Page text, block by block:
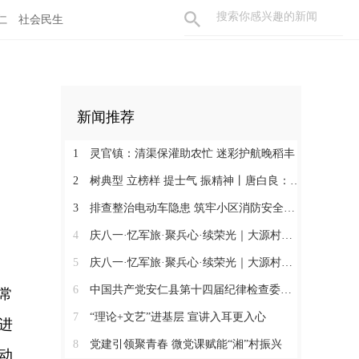
社会民生
新闻推荐
1 灵官镇：清渠保灌助农忙 迷彩护航晚稻丰
2 树典型 立榜样 提士气 振精神丨唐白良：三十载丹心映党徽 一腔热血暖万家
3 排查整治电动车隐患 筑牢小区消防安全防线
4 庆八一·忆军旅·聚兵心·续荣光｜大源村退役军人共话初心
5 庆八一·忆军旅·聚兵心·续荣光｜大源村退役军人共话初心
6 中国共产党安仁县第十四届纪律检查委员会召开第一次全体会议
7 “理论+文艺”进基层 宣讲入耳更入心
8 党建引领聚青春 微党课赋能“湘”村振兴